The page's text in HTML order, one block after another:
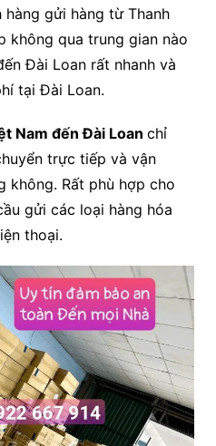
hàng gửi hàng từ Thanh
không qua trung gian nào
Đài Loan rất nhanh và
tại Đài Loan.
Nam đến Đài Loan chỉ
trực tiếp và vận
không. Rất phù hợp cho
gửi các loại hàng hóa
thoại.